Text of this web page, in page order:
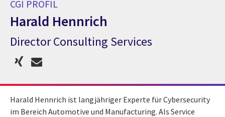
CGI PROFIL
Harald Hennrich​
CGI Profil Harald Hennrich​
Director Consulting Services​
Harald Hennrich ist langjähriger Experte für Cybersecurity
im Bereich Automotive und Manufacturing. Als Service